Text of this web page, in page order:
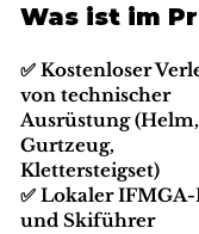
Was ist im
✅ Kostenloser
von technischer
Ausrüstung (Helm,
Gurtzeug,
Klettersteigset)
✅ Lokaler
und Skiführer